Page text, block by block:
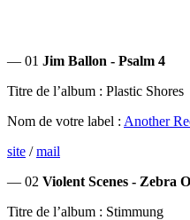
— 01 Jim Ballon - Psalm 4
Titre de l’album : Plastic Shores
Nom de votre label : Another
site /mail
— 02 Violent Scenes - Zebra
Titre de l’album : Stimmung